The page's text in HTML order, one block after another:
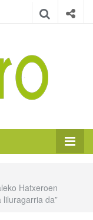
Hatxeroen
da”